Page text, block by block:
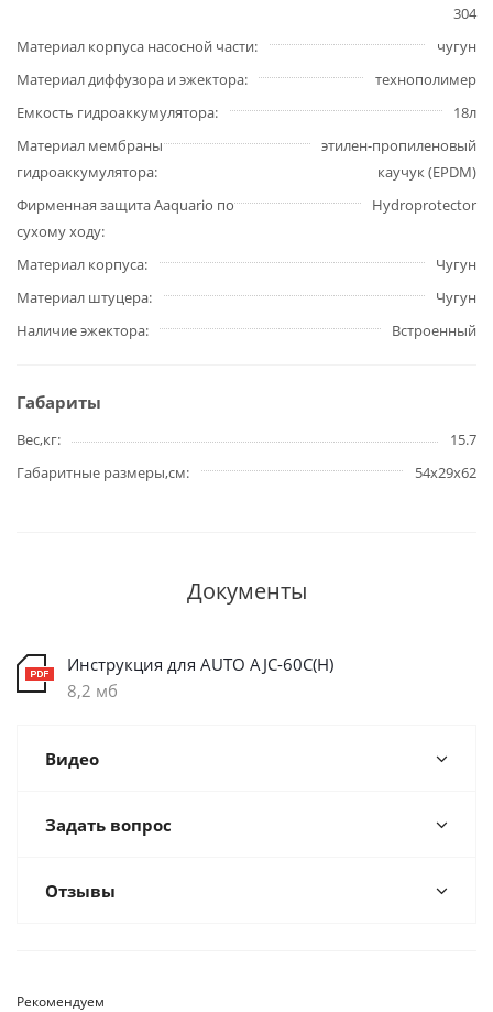
304
Материал корпуса насосной части
чугун
Материал диффузора и эжектора
технополимер
Емкость гидроаккумулятора
18л
Материал мембраны
гидроаккумулятора
этилен-пропиленовый
каучук (EPDM)
Фирменная защита Aaquario по
сухому ходу
Hydroprotector
Материал корпуса
Чугун
Материал штуцера
Чугун
Наличие эжектора
Встроенный
Габариты
Вес,кг
15.7
Габаритные размеры,см
54х29х62
Документы
Инструкция для AUTO AJC-60C(H)
8,2 мб
Видео
Задать вопрос
Отзывы
Рекомендуем